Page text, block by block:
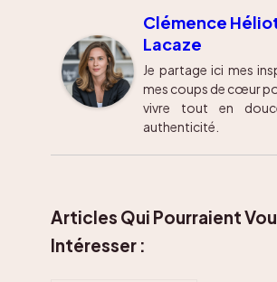
Clémence
Lacaze
Je partage ici mes
mes coups de cœur
vivre tout en
authenticité.
Articles Qui Pourraient
Intéresser :